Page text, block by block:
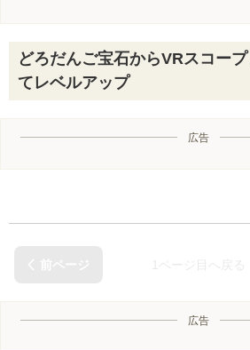
どろだんご宝石からVRスコー
てレベルアップ
広告
広告